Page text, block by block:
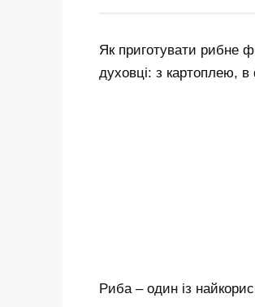
Як приготувати рибне
духовці: з картоплею, в
Риба – один із